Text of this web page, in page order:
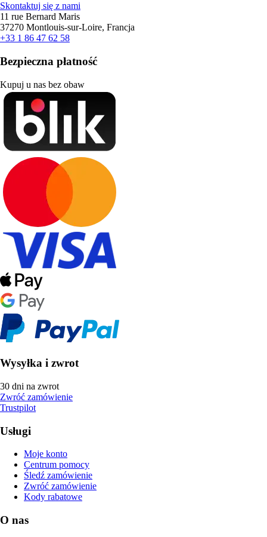
Skontaktuj się z nami
11 rue Bernard Maris
37270 Montlouis-sur-Loire, Francja
+33 1 86 47 62 58
Bezpieczna płatność
Kupuj u nas bez obaw
Wysyłka i zwrot
30 dni na zwrot
Zwróć zamówienie
Trustpilot
Usługi
Moje konto
Centrum pomocy
Śledź zamówienie
Zwróć zamówienie
Kody rabatowe
O nas